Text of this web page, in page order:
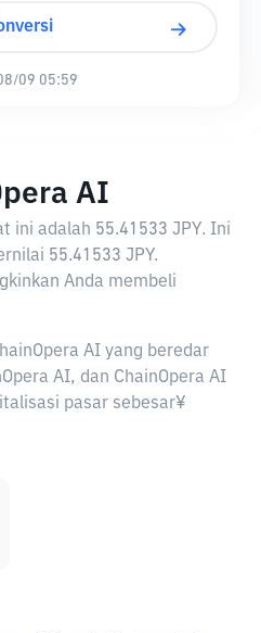
09 05:59
AI
ini adalah 55.41533 JPY. Ini
55.41533 JPY.
Anda membeli
AI yang beredar
AI, dan ChainOpera AI
pasar sebesar¥